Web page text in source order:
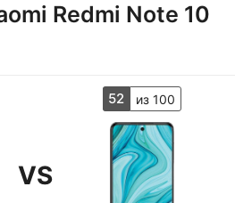
Redmi Note 10
VS
52 из 100